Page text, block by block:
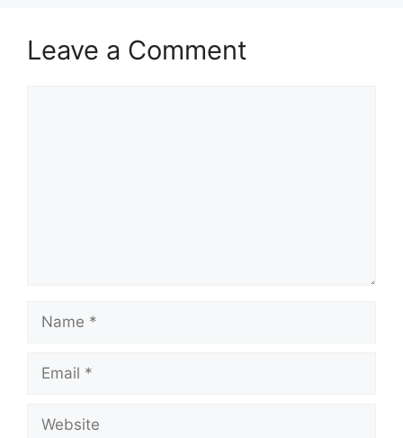
Leave a Comment